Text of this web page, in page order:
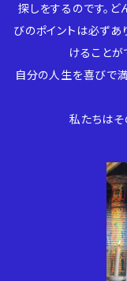
探しをするのです。
びのポイントは必ず
けることが
自分の人生を喜びで
私たちはそ